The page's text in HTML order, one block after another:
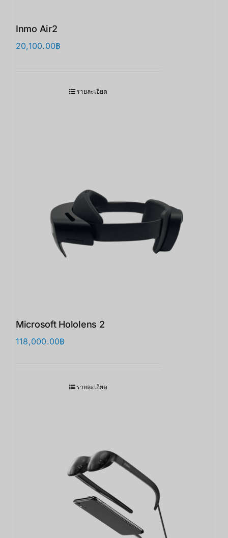
Inmo Air2
20,100.00฿
รายละเอียด
Microsoft Hololens 2
118,000.00฿
รายละเอียด